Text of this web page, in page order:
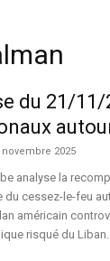
du 21/
novembre 2025
analyse la
du cessez-le-feu
américain
risqué du Liban.